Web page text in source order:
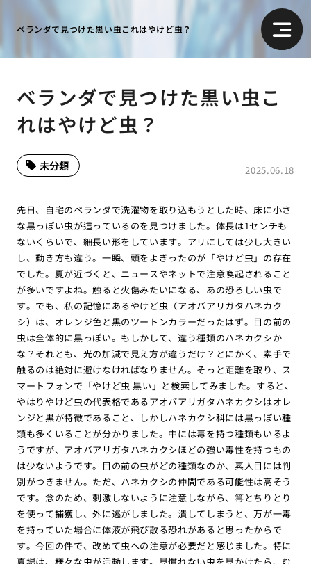
ベランダで見つけた黒い虫これはやけど虫？
ベランダで見つけた黒い虫こ
れはやけど虫？
2025.06.18
未分類
先日、自宅のベランダで洗濯物を取り込もうとした時、床に小さ
な黒っぽい虫が這っているのを見つけました。体長は1センチも
ないくらいで、細長い形をしています。アリにしては少し大きい
し、動き方も違う。一瞬、頭をよぎったのが「やけど虫」の存在
でした。夏が近づくと、ニュースやネットで注意喚起されること
が多いですよね。触ると火傷みたいになる、あの恐ろしい虫で
す。でも、私の記憶にあるやけど虫（アオバアリガタハネカク
シ）は、オレンジ色と黒のツートンカラーだったはず。目の前の
虫は全体的に黒っぽい。もしかして、違う種類のハネカクシか
な？それとも、光の加減で見え方が違うだけ？とにかく、素手で
触るのは絶対に避けなければなりません。そっと距離を取り、ス
マートフォンで「やけど虫 黒い」と検索してみました。すると、
やはりやけど虫の代表格であるアオバアリガタハネカクシはオレ
ンジと黒が特徴であること、しかしハネカクシ科には黒っぽい種
類も多くいることが分かりました。中には毒を持つ種類もいるよ
うですが、アオバアリガタハネカクシほどの強い毒性を持つもの
は少ないようです。目の前の虫がどの種類なのか、素人目には判
別がつきません。ただ、ハネカクシの仲間である可能性は高そう
です。念のため、刺激しないように注意しながら、箒とちりとり
を使って捕獲し、外に逃がしました。潰してしまうと、万が一毒
を持っていた場合に体液が飛び散る恐れがあると思ったからで
す。今回の件で、改めて虫への注意が必要だと感じました。特に